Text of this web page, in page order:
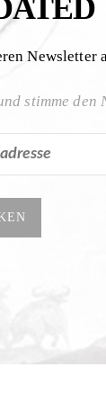
Newsletter
stimme den